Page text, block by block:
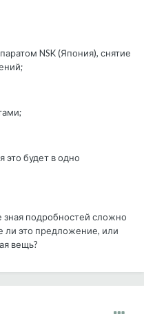
NSK (Япония), снятие
это будет в одно
зная подробностей сложно
ли это предложение, или
вещь?